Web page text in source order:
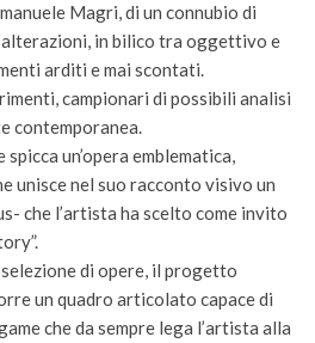
Magri, di un connubio di
in bilico tra oggettivo e
arditi e mai scontati.
campionari di possibili analisi
contemporanea.
un’opera emblematica,
unisce nel suo racconto visivo un
che l’artista ha scelto come invito
di opere, il progetto
un quadro articolato capace di
che da sempre lega l’artista alla